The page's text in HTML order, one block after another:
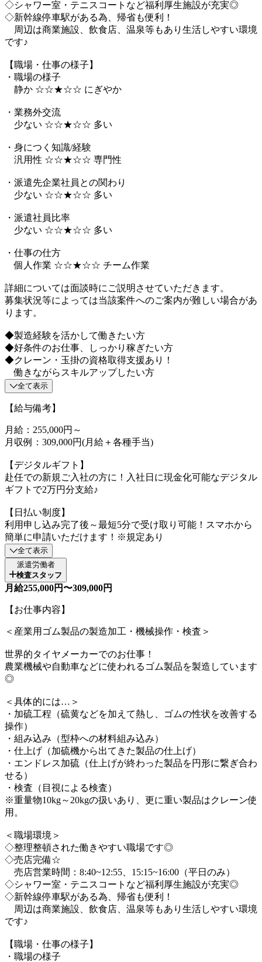
◇シャワー室・テニスコートなど福利厚生施設が充実◎
◇新幹線停車駅がある為、帰省も便利！
周辺は商業施設、飲食店、温泉等もあり生活しやすい環境
です♪
【職場・仕事の様子】
・職場の様子
静か ☆☆★☆☆ にぎやか
・業務外交流
少ない ☆☆★☆☆ 多い
・身につく知識/経験
汎用性 ☆☆★☆☆ 専門性
・派遣先企業社員との関わり
少ない ☆☆★☆☆ 多い
・派遣社員比率
少ない ☆☆★☆☆ 多い
・仕事の仕方
個人作業 ☆☆★☆☆ チーム作業
詳細については面談時にご説明させていただきます。
募集状況等によっては当該案件へのご案内が難しい場合があ
ります。
◆製造経験を活かして働きたい方
◆好条件のお仕事、しっかり稼ぎたい方
◆クレーン・玉掛の資格取得支援あり！
働きながらスキルアップしたい方
全て表示
【給与備考】
月給：255,000円～
月収例：309,000円(月給＋各種手当)
【デジタルギフト】
赴任での新規ご入社の方に！入社日に現金化可能なデジタル
ギフトで2万円分支給♪
【日払い制度】
利用申し込み完了後～最短5分で受け取り可能！スマホから
簡単に申請いただけます！※規定あり
全て表示
派遣労働者
検査スタッフ
月給255,000円〜309,000円
【お仕事内容】
＜産業用ゴム製品の製造加工・機械操作・検査＞
世界的タイヤメーカーでのお仕事！
農業機械や自動車などに使われるゴム製品を製造しています
◎
＜具体的には…＞
・加硫工程（硫黄などを加えて熱し、ゴムの性状を改善する
操作）
・組み込み（型枠への材料組み込み）
・仕上げ（加硫機から出てきた製品の仕上げ）
・エンドレス加硫（仕上げが終わった製品を円形に繋ぎ合わ
せる）
・検査（目視による検査）
※重量物10kg～20kgの扱いあり、更に重い製品はクレーン使
用。
＜職場環境＞
◇整理整頓された働きやすい職場です◎
◇売店完備☆
売店営業時間：8:40~12:55、15:15~16:00（平日のみ）
◇シャワー室・テニスコートなど福利厚生施設が充実◎
◇新幹線停車駅がある為、帰省も便利！
周辺は商業施設、飲食店、温泉等もあり生活しやすい環境
です♪
【職場・仕事の様子】
・職場の様子